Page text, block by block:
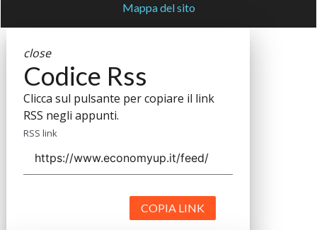
Mappa del sito
close
Codice Rss
Clicca sul pulsante per copiare il link
RSS negli appunti.
RSS link
COPIA LINK